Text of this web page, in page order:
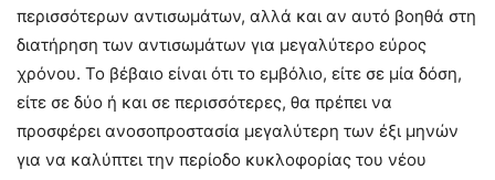
περισσότερων αντισωμάτων, αλλά και αν αυτό βοηθά στη
διατήρηση των αντισωμάτων για μεγαλύτερο εύρος
χρόνου. Το βέβαιο είναι ότι το εμβόλιο, είτε σε μία δόση,
είτε σε δύο ή και σε περισσότερες, θα πρέπει να
προσφέρει ανοσοπροστασία μεγαλύτερη των έξι μηνών
για να καλύπτει την περίοδο κυκλοφορίας του νέου